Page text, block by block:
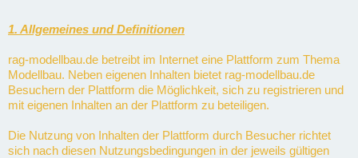
1. Allgemeines und Definitionen
rag-modellbau.de betreibt im Internet eine Plattform zum Thema
Modellbau. Neben eigenen Inhalten bietet rag-modellbau.de
Besuchern der Plattform die Möglichkeit, sich zu registrieren und
mit eigenen Inhalten an der Plattform zu beteiligen.
Die Nutzung von Inhalten der Plattform durch Besucher richtet
sich nach diesen Nutzungsbedingungen in der jeweils gültigen